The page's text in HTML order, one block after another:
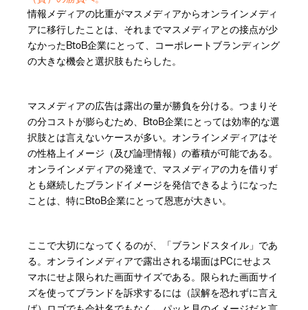
情報メディアの比重がマスメディアからオンラインメディ
アに移行したことは、それまでマスメディアとの接点が少
なかったBtoB企業にとって、コーポレートブランディング
の大きな機会と選択肢もたらした。
マスメディアの広告は露出の量が勝負を分ける。つまりそ
の分コストが膨らむため、BtoB企業にとっては効率的な選
択肢とは言えないケースが多い。オンラインメディアはそ
の性格上イメージ（及び論理情報）の蓄積が可能である。
オンラインメディアの発達で、マスメディアの力を借りず
とも継続したブランドイメージを発信できるようになった
ことは、特にBtoB企業にとって恩恵が大きい。
ここで大切になってくるのが、「ブランドスタイル」であ
る。オンラインメディアで露出される場面はPCにせよス
マホにせよ限られた画面サイズである。限られた画面サイ
ズを使ってブランドを訴求するには（誤解を恐れずに言え